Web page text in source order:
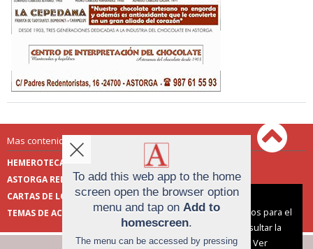
Mas contenido de Astorga Redacción:
HEMEROTECA
ENCUESTAS
ASTORGA REDACCIÓN
PUBLICIDAD
CARTAS DE LOS LECTORES
FOTOS DE LOS LECTORES
TEMAS DE ACTUALIDAD
Aviso sobre el Uso de cookies:
Utilizamos cookies nuestras y de terceros para el
funcionamiento del digital. Puedes consultar la
lista de cookies y como desconectarlas.
Ver
To add this web app to the home
screen open the browser option
menu and tap on Add to
homescreen.
The menu can be accessed by pressing